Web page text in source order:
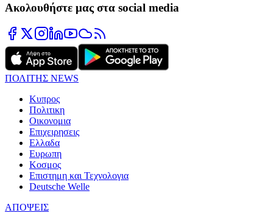
Ακολουθήστε μας στα social media
ΠΟΛΙΤΗΣ NEWS
Κυπρος
Πολιτικη
Οικονομια
Επιχειρησεις
Ελλαδα
Ευρωπη
Κοσμος
Επιστημη και Τεχνολογια
Deutsche Welle
ΑΠΟΨΕΙΣ